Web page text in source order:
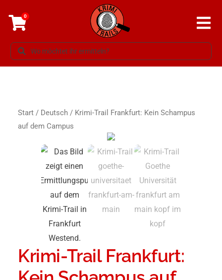
0
Start / Deutsch / Krimi-Trail Frankfurt: Kein Schampus
auf dem Campus
Krimi-Trail Frankfurt: